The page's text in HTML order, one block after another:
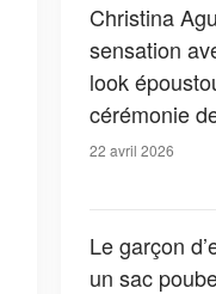
Christina
sensation
look
cérémonie
Prizes –
22 avril 2026
Le garçon
un sac